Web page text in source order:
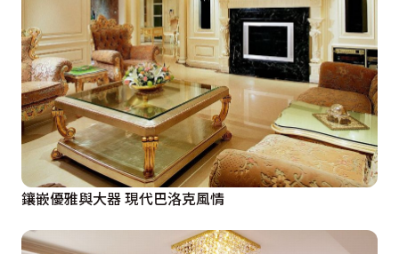
鑲嵌優雅與大器 現代巴洛克風情